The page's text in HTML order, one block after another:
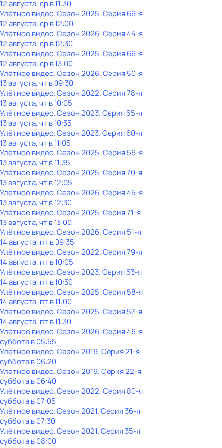
12 августа, ср в 11:30
Улётное видео. Сезон 2025. Серия 69-я
12 августа, ср в 12:00
Улётное видео. Сезон 2026. Серия 44-я
12 августа, ср в 12:30
Улётное видео. Сезон 2025. Серия 66-я
12 августа, ср в 13:00
Улётное видео. Сезон 2026. Серия 50-я
13 августа, чт в 09:30
Улётное видео. Сезон 2022. Серия 78-я
13 августа, чт в 10:05
Улётное видео. Сезон 2023. Серия 55-я
13 августа, чт в 10:35
Улётное видео. Сезон 2023. Серия 60-я
13 августа, чт в 11:05
Улётное видео. Сезон 2025. Серия 56-я
13 августа, чт в 11:35
Улётное видео. Сезон 2025. Серия 70-я
13 августа, чт в 12:05
Улётное видео. Сезон 2026. Серия 45-я
13 августа, чт в 12:30
Улётное видео. Сезон 2025. Серия 71-я
13 августа, чт в 13:00
Улётное видео. Сезон 2026. Серия 51-я
14 августа, пт в 09:35
Улётное видео. Сезон 2022. Серия 79-я
14 августа, пт в 10:05
Улётное видео. Сезон 2023. Серия 53-я
14 августа, пт в 10:30
Улётное видео. Сезон 2025. Серия 58-я
14 августа, пт в 11:00
Улётное видео. Сезон 2025. Серия 57-я
14 августа, пт в 11:30
Улётное видео. Сезон 2026. Серия 46-я
субботав05:55
Улётное видео. Сезон 2019. Серия 21-я
субботав06:20
Улётное видео. Сезон 2019. Серия 22-я
субботав06:40
Улётное видео. Сезон 2022. Серия 80-я
субботав07:05
Улётное видео. Сезон 2021. Серия 36-я
субботав07:30
Улётное видео. Сезон 2021. Серия 35-я
субботав08:00